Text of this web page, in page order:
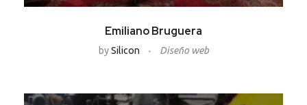
Emiliano Bruguera
by Silicon Diseño web